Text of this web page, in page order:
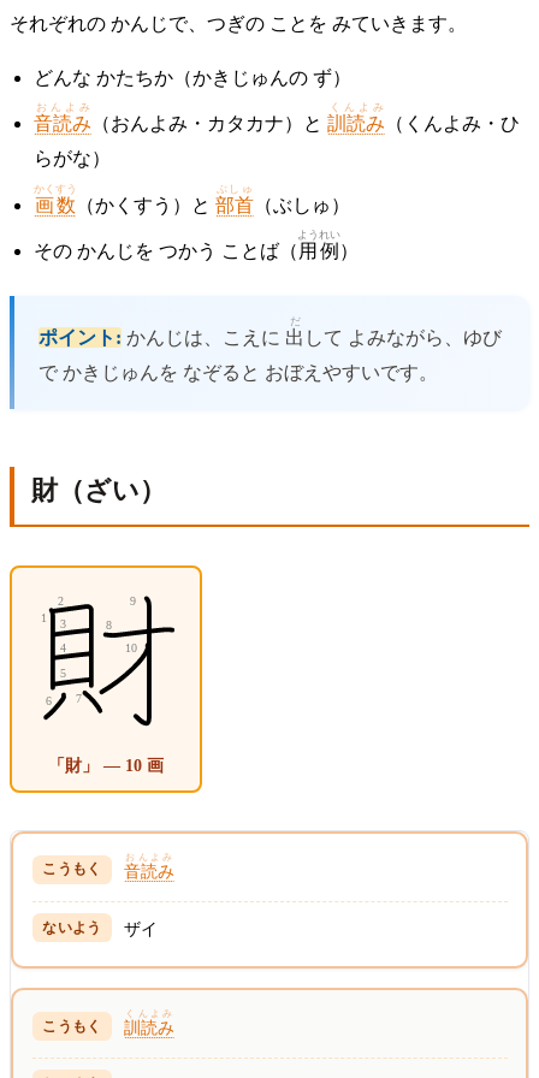
それぞれの かんじで、つぎの ことを みていきます。
どんな かたちか（かきじゅんの ず）
音読み
おんよみ
（おんよみ・カタカナ）と 訓読み
くんよみ
（くんよみ・ひ
らがな）
画数
かくすう
（かくすう）と 部首
ぶしゅ
（ぶしゅ）
その かんじを つかう ことば（ 用例
ようれい
）
ポイント: かんじは、こえに 出
だ
して よみながら、ゆび
で かきじゅんを なぞると おぼえやすいです。
財（ざい）
「財」 — 10 画
音読み
おんよみ
ザイ
訓読み
くんよみ